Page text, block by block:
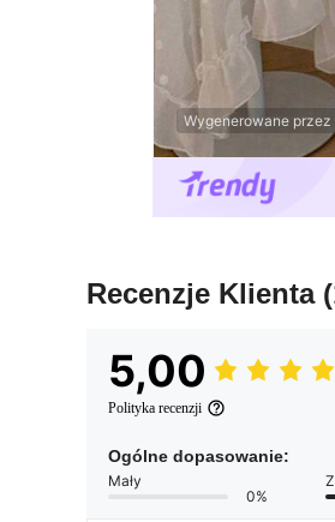
Wygenerowane przez
Recenzje Klienta
5,00
Polityka recenzji
Ogólne dopasowanie:
Mały
0%